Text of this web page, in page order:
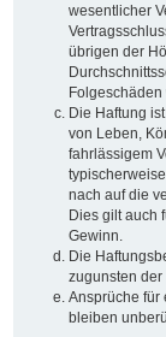
wesentlicher
übrigen der
Die Haftung
von Leben,
fahrlässigem
nach auf die
Dies gilt auch
Gewinn.
Die
zugunsten der
Ansprüche für
bleiben